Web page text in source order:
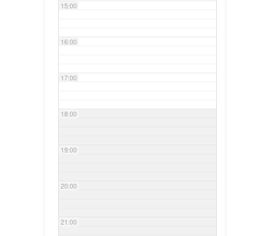
15:00
16:00
17:00
18:00
19:00
20:00
21:00